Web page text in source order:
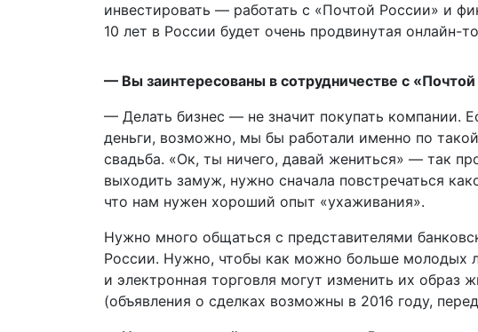
инвестировать — работать с «Почтой России» и
10 лет в России будет очень продвинутая онлайн-
— Вы заинтересованы в сотрудничестве с «Почтой
— Делать бизнес — не значит покупать компании.
деньги, возможно, мы бы работали именно по
свадьба. «Ок, ты ничего, давай жениться» — так
выходить замуж, нужно сначала повстречаться
что нам нужен хороший опыт «ухаживания».
Нужно много общаться с представителями
России. Нужно, чтобы как можно больше молодых
и электронная торговля могут изменить их образ
(объявления о сделках возможны в 2016 году,